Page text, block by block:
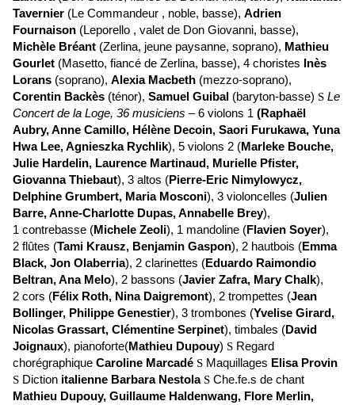
Tavernier (Le Commandeur , noble, basse), Adrien
Fournaison (Leporello , valet de Don Giovanni, basse),
Michèle Bréant (Zerlina, jeune paysanne, soprano), Mathieu
Gourlet (Masetto, fiancé de Zerlina, basse), 4 choristes Inès
Lorans (soprano), Alexia Macbeth (mezzo-soprano),
Corentin Backès (ténor), Samuel Guibal (baryton-basse) S Le
Concert de la Loge, 36 musiciens – 6 violons 1 (Raphaël
Aubry, Anne Camillo, Hélène Decoin, Saori Furukawa, Yuna
Hwa Lee, Agnieszka Rychlik), 5 violons 2 (Marleke Bouche,
Julie Hardelin, Laurence Martinaud, Murielle Pfister,
Giovanna Thiebaut), 3 altos (Pierre-Eric Nimylowycz,
Delphine Grumbert, Maria Mosconi), 3 violoncelles (Julien
Barre, Anne-Charlotte Dupas, Annabelle Brey),
1 contrebasse (Michele Zeoli), 1 mandoline (Flavien Soyer),
2 flûtes (Tami Krausz, Benjamin Gaspon), 2 hautbois (Emma
Black, Jon Olaberria), 2 clarinettes (Eduardo Raimondio
Beltran, Ana Melo), 2 bassons (Javier Zafra, Mary Chalk),
2 cors (Félix Roth, Nina Daigremont), 2 trompettes (Jean
Bollinger, Philippe Genestier), 3 trombones (Yvelise Girard,
Nicolas Grassart, Clémentine Serpinet), timbales (David
Joignaux), pianoforte(Mathieu Dupouy) S Regard
chorégraphique Caroline Marcadé S Maquillages Elisa Provin
S Diction italienne Barbara Nestola S Che.fe.s de chant
Mathieu Dupouy, Guillaume Haldenwang, Flore Merlin,